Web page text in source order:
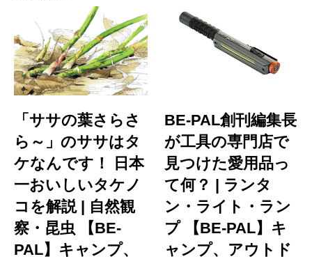
「ササの葉さらさ
ら～」のササはタ
ケなんです！ 日本
一おいしいタケノ
コを解説 | 自然観
察・昆虫 【BE-
PAL】キャンプ、
BE-PAL創刊編集長
が工具の専門店で
見つけた愛用品っ
て何？ | ランタ
ン・ライト・ラン
プ 【BE-PAL】キ
ャンプ、アウトド